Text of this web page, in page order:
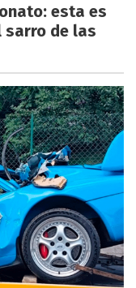
esta es
sarro de las